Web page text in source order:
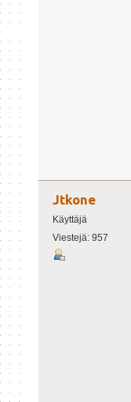
Jtkone
Käyttäjä
Viestejä: 957